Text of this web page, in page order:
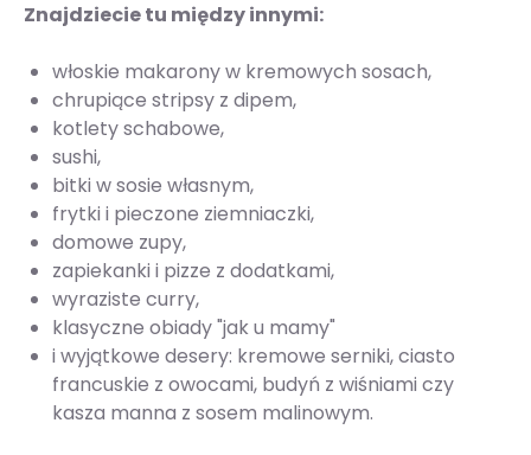
Znajdziecie tu między innymi:
włoskie makarony w kremowych sosach,
chrupiące stripsy z dipem,
kotlety schabowe,
sushi,
bitki w sosie własnym,
frytki i pieczone ziemniaczki,
domowe zupy,
zapiekanki i pizze z dodatkami,
wyraziste curry,
klasyczne obiady "jak u mamy"
i wyjątkowe desery: kremowe serniki, ciasto
francuskie z owocami, budyń z wiśniami czy
kasza manna z sosem malinowym.